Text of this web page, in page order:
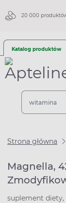
20 000
Katalog produktów
Strona główna
Magnella,
suplement